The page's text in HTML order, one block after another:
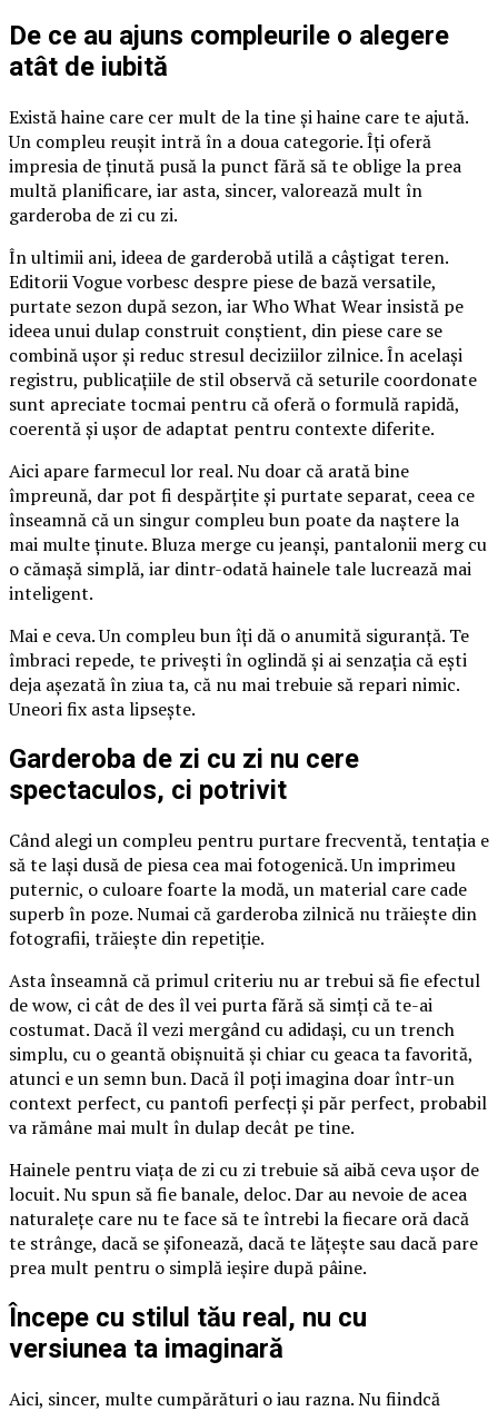
De ce au ajuns compleurile o alegere
atât de iubită
Există haine care cer mult de la tine și haine care te ajută.
Un compleu reușit intră în a doua categorie. Îți oferă
impresia de ținută pusă la punct fără să te oblige la prea
multă planificare, iar asta, sincer, valorează mult în
garderoba de zi cu zi.
În ultimii ani, ideea de garderobă utilă a câștigat teren.
Editorii Vogue vorbesc despre piese de bază versatile,
purtate sezon după sezon, iar Who What Wear insistă pe
ideea unui dulap construit conștient, din piese care se
combină ușor și reduc stresul deciziilor zilnice. În același
registru, publicațiile de stil observă că seturile coordonate
sunt apreciate tocmai pentru că oferă o formulă rapidă,
coerentă și ușor de adaptat pentru contexte diferite.
Aici apare farmecul lor real. Nu doar că arată bine
împreună, dar pot fi despărțite și purtate separat, ceea ce
înseamnă că un singur compleu bun poate da naștere la
mai multe ținute. Bluza merge cu jeanși, pantalonii merg cu
o cămașă simplă, iar dintr-odată hainele tale lucrează mai
inteligent.
Mai e ceva. Un compleu bun îți dă o anumită siguranță. Te
îmbraci repede, te privești în oglindă și ai senzația că ești
deja așezată în ziua ta, că nu mai trebuie să repari nimic.
Uneori fix asta lipsește.
Garderoba de zi cu zi nu cere
spectaculos, ci potrivit
Când alegi un compleu pentru purtare frecventă, tentația e
să te lași dusă de piesa cea mai fotogenică. Un imprimeu
puternic, o culoare foarte la modă, un material care cade
superb în poze. Numai că garderoba zilnică nu trăiește din
fotografii, trăiește din repetiție.
Asta înseamnă că primul criteriu nu ar trebui să fie efectul
de wow, ci cât de des îl vei purta fără să simți că te-ai
costumat. Dacă îl vezi mergând cu adidași, cu un trench
simplu, cu o geantă obișnuită și chiar cu geaca ta favorită,
atunci e un semn bun. Dacă îl poți imagina doar într-un
context perfect, cu pantofi perfecți și păr perfect, probabil
va rămâne mai mult în dulap decât pe tine.
Hainele pentru viața de zi cu zi trebuie să aibă ceva ușor de
locuit. Nu spun să fie banale, deloc. Dar au nevoie de acea
naturalețe care nu te face să te întrebi la fiecare oră dacă
te strânge, dacă se șifonează, dacă te lățește sau dacă pare
prea mult pentru o simplă ieșire după pâine.
Începe cu stilul tău real, nu cu
versiunea ta imaginară
Aici, sincer, multe cumpărături o iau razna. Nu fiindcă